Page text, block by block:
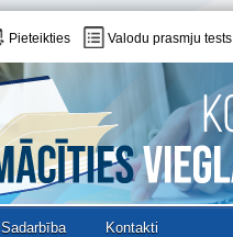
Pieteikties Valodu prasmju tests
Sadarbība Kontakti